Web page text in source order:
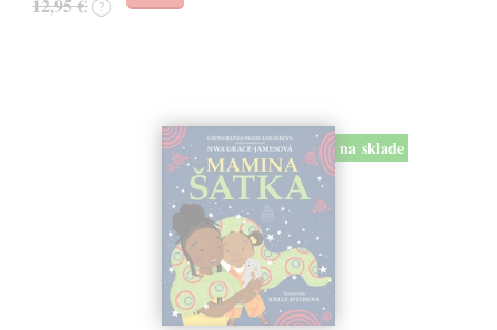
?
na sklade